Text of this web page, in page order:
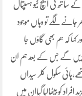
کے ساتھ ٹی ایچ کیو ہسپتال
جانے لگے تو وہاں موجود
کہا کہ ہم بھی گاؤں جا
گے جس کے بعد ہم ان
سکول کلر سیداں
کو بیٹھالیا گیاان میں